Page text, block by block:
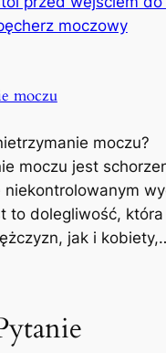
moczu
moczu?
moczu jest
to dolegliwość,
jak i